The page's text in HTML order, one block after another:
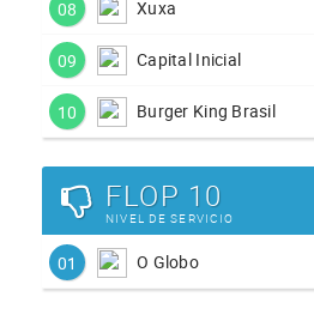
08 Xuxa
09 Capital Inicial
10 Burger King Brasil
FLOP 10
NIVEL DE SERVICIO
01 O Globo